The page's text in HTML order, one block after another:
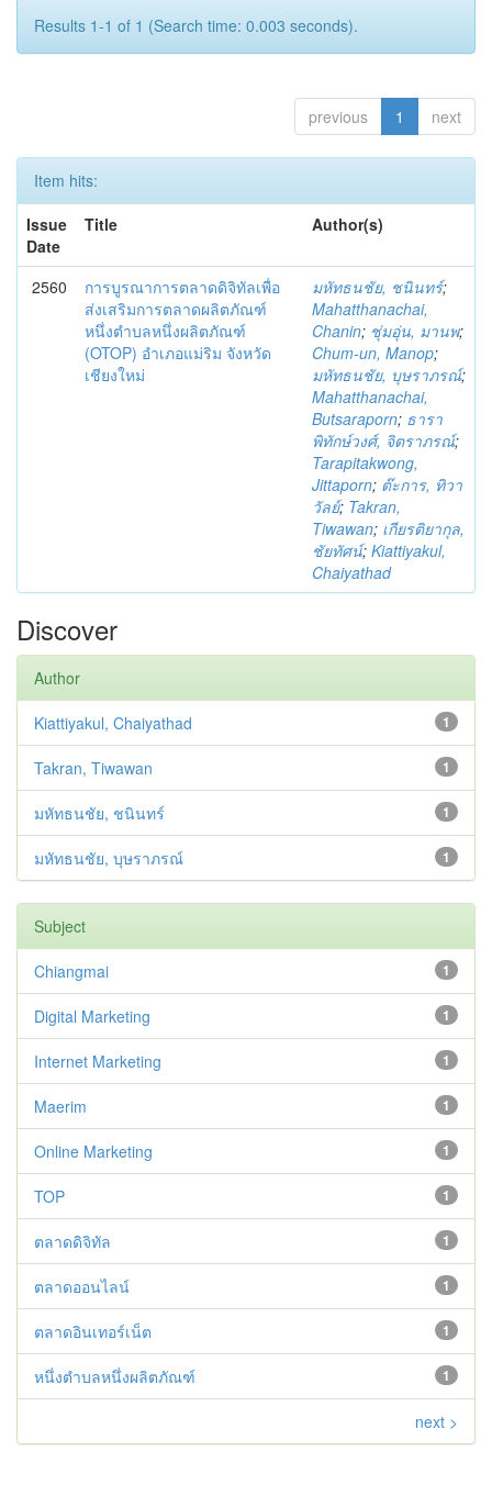
Results 1-1 of 1 (Search time: 0.003 seconds).
previous 1 next
Item hits:
Issue
Date
Title Author(s)
2560
การบูรณาการตลาดดิจิทัลเพื่อ
ส่งเสริมการตลาดผลิตภัณฑ์
หนึ่งตำบลหนึ่งผลิตภัณฑ์
(OTOP) อำเภอแม่ริม จังหวัด
เชียงใหม่
มหัทธนชัย, ชนินทร์;
Mahatthanachai,
Chanin; ชุ่มอุ่น, มานพ;
Chum-un, Manop;
มหัทธนชัย, บุษราภรณ์;
Mahatthanachai,
Butsaraporn; ธารา
พิทักษ์วงศ์, จิตราภรณ์;
Tarapitakwong,
Jittaporn; ต๊ะการ, ทิวา
วัลย์; Takran,
Tiwawan; เกียรติยากุล,
ชัยทัศน์; Kiattiyakul,
Chaiyathad
Discover
Author
1
Kiattiyakul, Chaiyathad
1
Takran, Tiwawan
1
มหัทธนชัย, ชนินทร์
1
มหัทธนชัย, บุษราภรณ์
Subject
1
Chiangmai
1
Digital Marketing
1
Internet Marketing
1
Maerim
1
Online Marketing
1
TOP
1
ตลาดดิจิทัล
1
ตลาดออนไลน์
1
ตลาดอินเทอร์เน็ต
1
หนึ่งตำบลหนึ่งผลิตภัณฑ์
next >